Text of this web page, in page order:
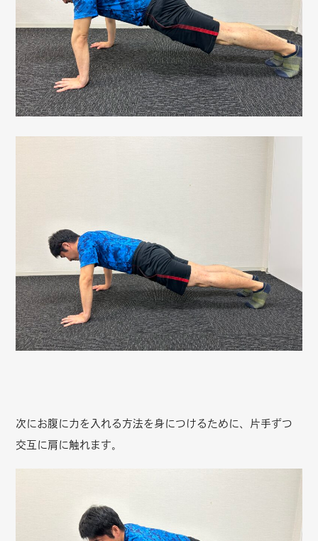
次にお腹に力を入れる方法を身につけるために、片手ずつ
交互に肩に触れます。